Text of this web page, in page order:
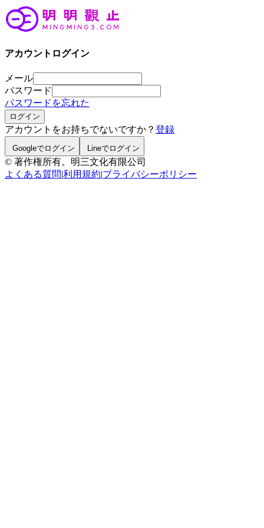
アカウントログイン
メール
パスワード
パスワードを忘れた
ログイン
アカウントをお持ちでないですか？ 登録
Googleでログイン Lineでログイン
© 著作権所有。明三文化有限公司
よくある質問|利用規約|プライバシーポリシー